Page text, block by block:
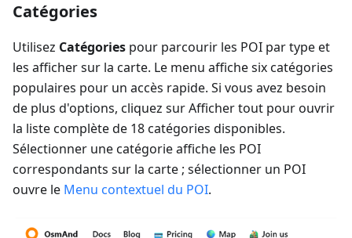
Catégories
Utilisez Catégories pour parcourir les POI par type et
les afficher sur la carte. Le menu affiche six catégories
populaires pour un accès rapide. Si vous avez besoin
de plus d'options, cliquez sur Afficher tout pour ouvrir
la liste complète de 18 catégories disponibles.
Sélectionner une catégorie affiche les POI
correspondants sur la carte ; sélectionner un POI
ouvre le Menu contextuel du POI.